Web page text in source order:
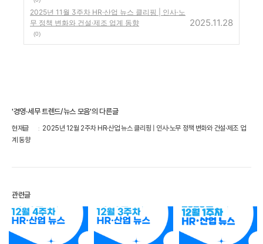
2025년 11월 3주차 HR·산업 뉴스 클리핑 | 인사·노
무 정책 변화와 건설·제조 업계 동향
(0)
2025.11.28
'경영·세무 트렌드/뉴스 모음'의 다른글
현재글
2025년 12월 2주차 HR·산업 뉴스 클리핑 | 인사·노무 정책 변화와 건설·제조 업
계 동향
관련글